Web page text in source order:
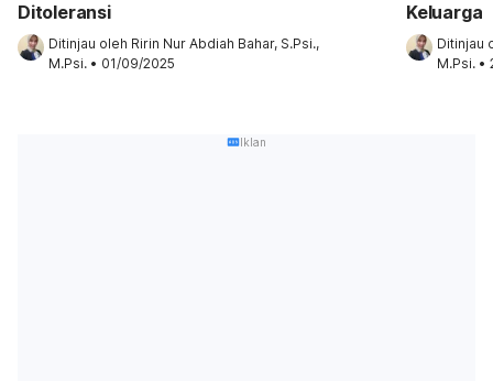
Ditoleransi
Ditinjau oleh Ririn Nur Abdiah Bahar, S.Psi.,
M.Psi. • 01/09/2025
Keluarga
Ditinjau
M.Psi. •
Iklan